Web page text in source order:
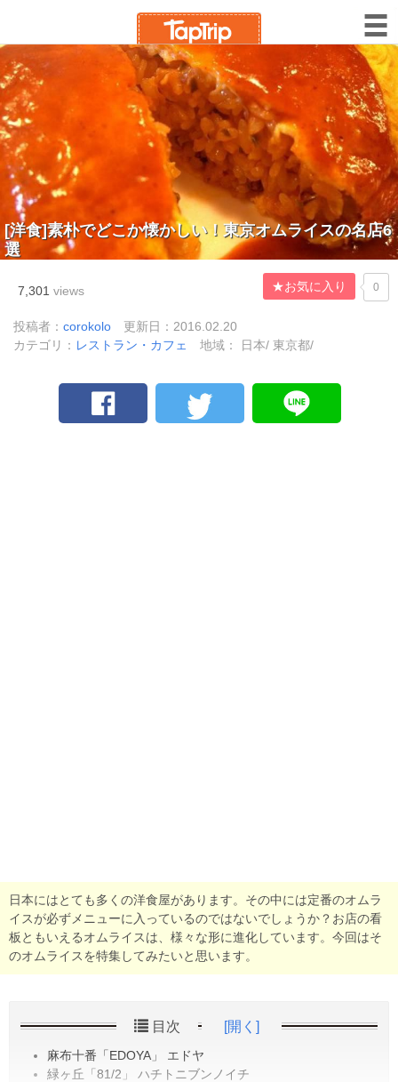
[洋食]素朴でどこか懐かしい！東京オムライスの名店6
選
7,301 views ★お気に入り 0
投稿者： corokolo
更新日：2016.02.20
カテゴリ： レストラン・カフェ 地域： 日本/ 東京都/
日本にはとても多くの洋食屋があります。その中には定番のオムラ
イスが必ずメニューに入っているのではないでしょうか？お店の看
板ともいえるオムライスは、様々な形に進化しています。今回はそ
のオムライスを特集してみたいと思います。
目次 [開く]
麻布十番「EDOYA」 エドヤ
緑ヶ丘「81/2」 ハチトニブンノイチ